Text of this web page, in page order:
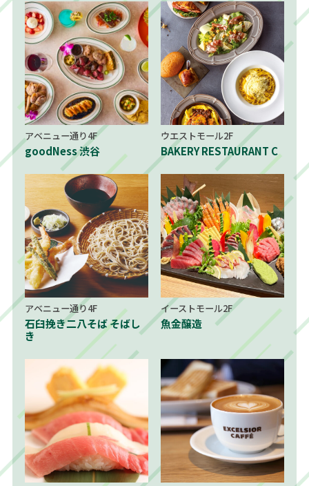
アベニュー通り4F
goodNess 渋谷
ウエストモール2F
BAKERY RESTAURANT C
アベニュー通り4F
石臼挽き二八そば そばし
き
イーストモール2F
魚金醸造